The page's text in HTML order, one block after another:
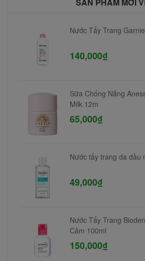
SẢN PHẨM MỚI
Nước Tẩy Trang
140,000₫
Sữa Chống Nắng
Milk 12m
65,000₫
Nước tẩy trang da dầu
49,000₫
Nước Tẩy Trang
Cảm 100ml
150,000₫